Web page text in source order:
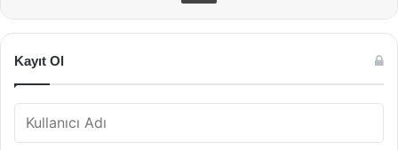
Kayıt Ol